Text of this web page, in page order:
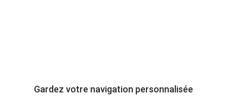
Gardez votre navigation personnalisée